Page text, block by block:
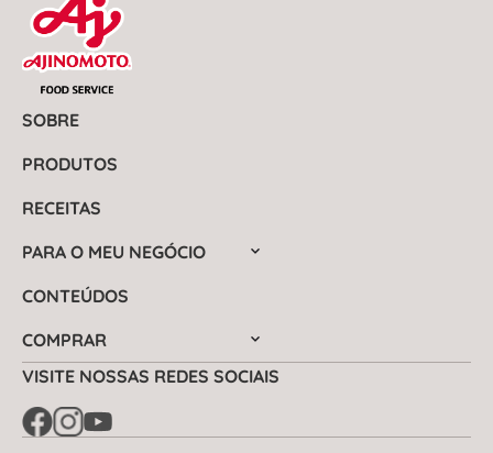
SOBRE
PRODUTOS
RECEITAS
PARA O MEU NEGÓCIO
CONTEÚDOS
COMPRAR
VISITE NOSSAS REDES SOCIAIS